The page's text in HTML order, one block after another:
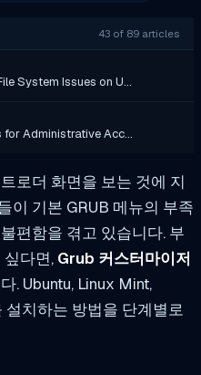
43 of 89 articles
System Issues on U…
for Administrative Acc…
로더 화면을 보는 것에 지
이 기본 GRUB 메뉴의 부족
편함을 겪고 있습니다. 부
다면, Grub 커스터마이저
. Ubuntu, Linux Mint,
치하는 방법을 단계별로